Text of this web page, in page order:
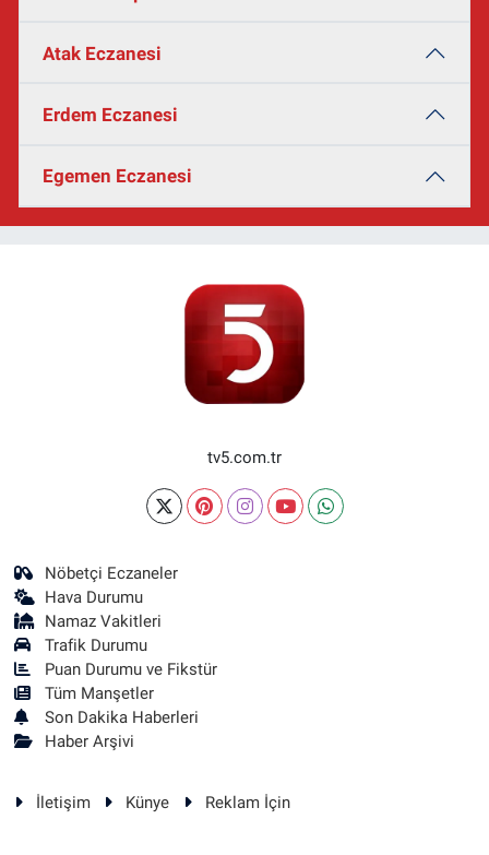
Atak Eczanesi
Erdem Eczanesi
Egemen Eczanesi
tv5.com.tr
Nöbetçi Eczaneler
Hava Durumu
Namaz Vakitleri
Trafik Durumu
Puan Durumu ve Fikstür
Tüm Manşetler
Son Dakika Haberleri
Haber Arşivi
İletişim Künye Reklam İçin